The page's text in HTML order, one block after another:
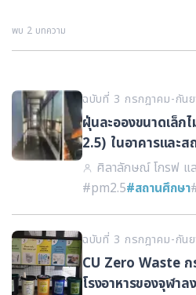
พบ 2 บทความ
ฉบับที่ 3 กรกฎาคม-กัน
ฝุ่นละอองขนาดเล็ก
2.5) ในอาคารและ
ศิลาลักษณ์ โกรฟ แ
#pm2.5#สถานศึกษา
ฉบับที่ 3 กรกฎาคม-กัน
CU Zero Waste
โรงอาหารของจุฬา